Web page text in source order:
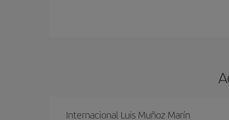
Internacional Luis Muñoz Marín